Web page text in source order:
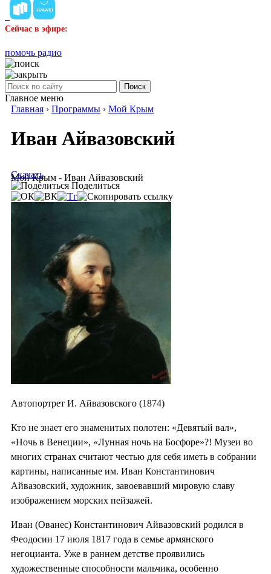
Сейчас в эфире:
помочь радио
Поиск
Главное меню
Главная › Программы › Мой Крым
Иван Айвазовский
Мой Крым - Иван Айвазовский
Скачать
Поделиться
Автопортрет И. Айвазовского (1874)
Кто не знает его знаменитых полотен: «Девятый вал»,
«Ночь в Венеции», «Лунная ночь на Босфоре»?! Музеи во
многих странах считают честью для себя иметь в собрании
картины, написанные им. Иван Константинович
Айвазовский, художник, завоевавший мировую славу
изображением морских пейзажей.
Иван (Ованес) Константинович Айвазовский родился в
Феодосии 17 июля 1817 года в семье армянского
негоцианта. Уже в раннем детстве проявились
художественные способности мальчика, особенно